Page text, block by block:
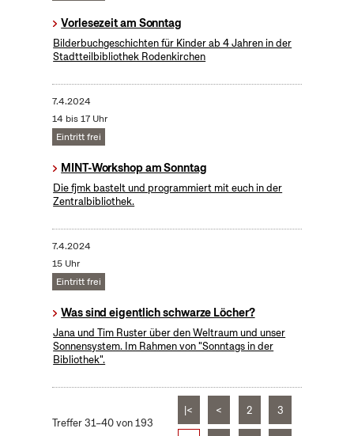
Vorlesezeit am Sonntag
Bilderbuchgeschichten für Kinder ab 4 Jahren in der
Stadtteilbibliothek Rodenkirchen
7.4.2024
14 bis 17 Uhr
Eintritt frei
MINT-Workshop am Sonntag
Die fjmk bastelt und programmiert mit euch in der
Zentralbibliothek.
7.4.2024
15 Uhr
Eintritt frei
Was sind eigentlich schwarze Löcher?
Jana und Tim Ruster über den Weltraum und unser
Sonnensystem. Im Rahmen von "Sonntags in der
Bibliothek".
Treffer 31–40 von 193
|< < 2 3